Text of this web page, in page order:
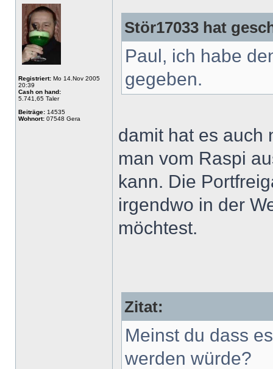
Registriert: Mo 14.Nov 2005
20:39
Cash on hand:
5.741,65 Taler
Beiträge: 14535
Wohnort: 07548 Gera
Stör17033 hat
Paul, ich habe
gegeben.
damit hat es auch
man vom Raspi
kann. Die
irgendwo in der
möchtest.
Zitat:
Meinst du dass
werden würde?